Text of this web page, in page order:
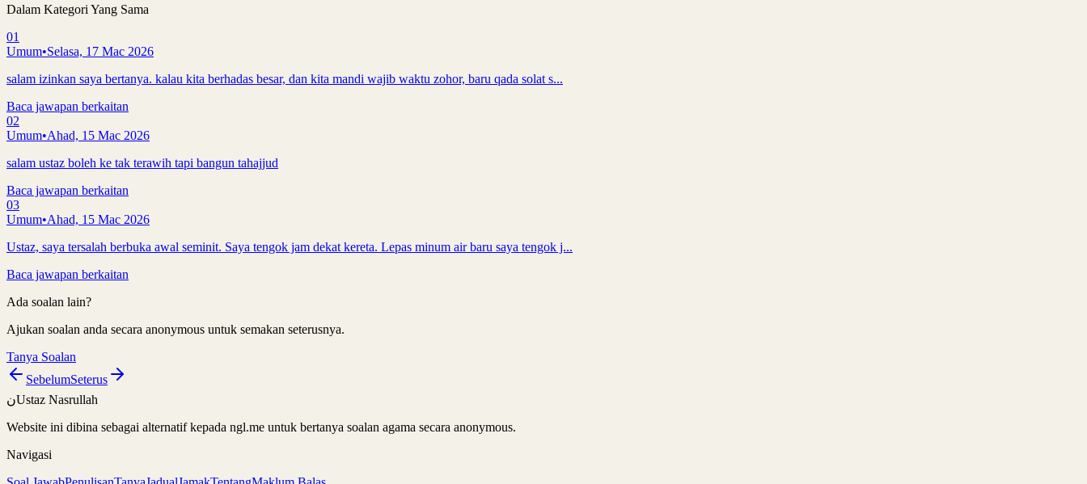
Dalam Kategori Yang Sama
01
Umum•Selasa, 17 Mac 2026
salam izinkan saya bertanya. kalau kita berhadas besar, dan kita mandi wajib waktu zohor, baru qada solat s...
Baca jawapan berkaitan
02
Umum•Ahad, 15 Mac 2026
salam ustaz boleh ke tak terawih tapi bangun tahajjud
Baca jawapan berkaitan
03
Umum•Ahad, 15 Mac 2026
Ustaz, saya tersalah berbuka awal seminit. Saya tengok jam dekat kereta. Lepas minum air baru saya tengok j...
Baca jawapan berkaitan
Ada soalan lain?
Ajukan soalan anda secara anonymous untuk semakan seterusnya.
Tanya Soalan
SebelumSeterus
نUstaz Nasrullah
Website ini dibina sebagai alternatif kepada ngl.me untuk bertanya soalan agama secara anonymous.
Navigasi